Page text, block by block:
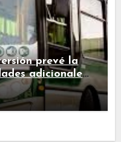
prevé la
adicionales